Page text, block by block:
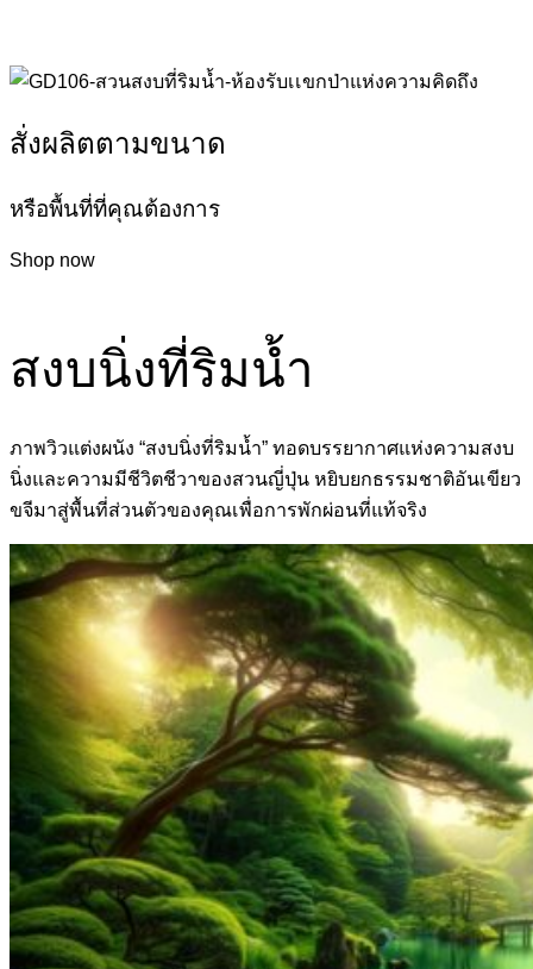
สั่งผลิตตามขนาด
หรือพื้นที่ที่คุณต้องการ
Shop now
สงบนิ่งที่ริมน้ำ
ภาพวิวแต่งผนัง “สงบนิ่งที่ริมน้ำ” ทอดบรรยากาศแห่งความสงบ
นิ่งและความมีชีวิตชีวาของสวนญี่ปุ่น หยิบยกธรรมชาติอันเขียว
ขจีมาสู่พื้นที่ส่วนตัวของคุณเพื่อการพักผ่อนที่แท้จริง